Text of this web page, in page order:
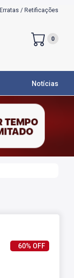
Erratas / Retificações
0
Notícias
60% OFF